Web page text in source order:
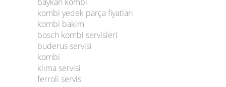
kombi yedek parça fiyatları
kombi bakim
bosch kombi servisleri
buderus servisi
kombi
klıma servisi
ferroli servis